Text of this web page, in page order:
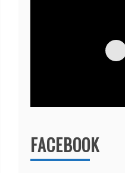
FACEBOOK